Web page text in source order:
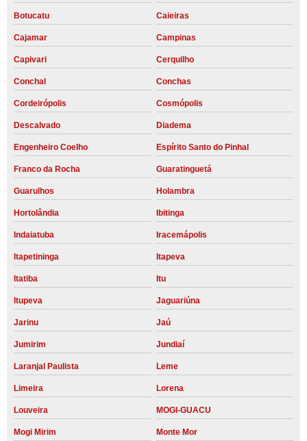
Botucatu Caieiras
Cajamar Campinas
Capivari Cerquilho
Conchal Conchas
Cordeirópolis Cosmópolis
Descalvado Diadema
Engenheiro Coelho Espírito Santo do Pinhal
Franco da Rocha Guaratinguetá
Guarulhos Holambra
Hortolândia Ibitinga
Indaiatuba Iracemápolis
Itapetininga Itapeva
Itatiba Itu
Itupeva Jaguariúna
Jarinu Jaú
Jumirim Jundiaí
Laranjal Paulista Leme
Limeira Lorena
Louveira MOGI-GUACU
Mogi Mirim Monte Mor